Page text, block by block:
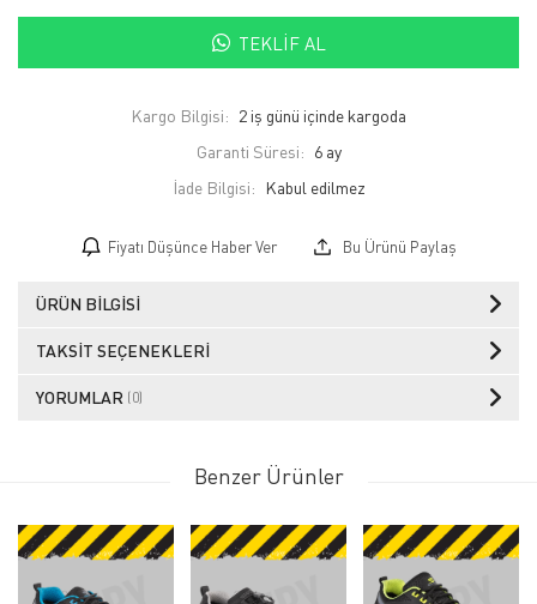
TEKLIF AL
Kargo Bilgisi: 2 iş günü içinde kargoda
Garanti Süresi: 6 ay
İade Bilgisi:
Fiyatı Düşünce Haber Ver Bu Ürünü Paylaş
ÜRÜN BILGISI
TAKSIT SEÇENEKLERI
YORUMLAR (0)
Benzer Ürünler